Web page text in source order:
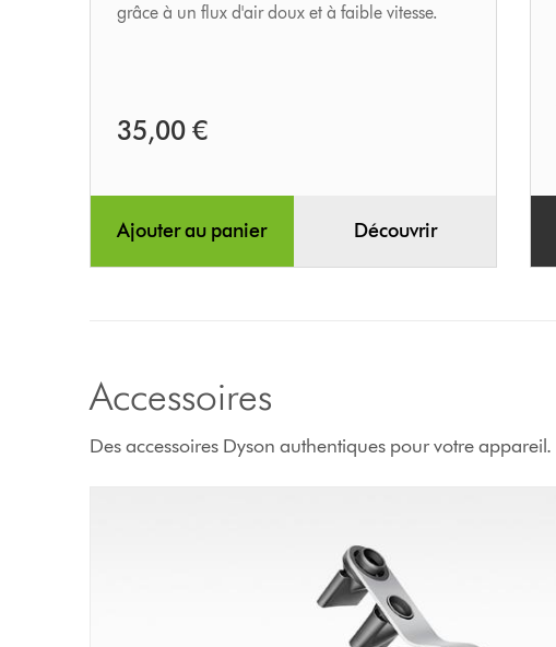
grâce à un flux d'air doux et à faible vitesse.
35,00 €
Ajouter au panier Découvrir
Accessoires
Des accessoires Dyson authentiques pour votre appareil.